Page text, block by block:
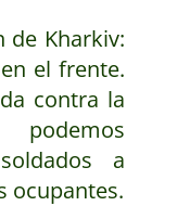
de Kharkiv:
el frente.
contra la
a
ocupantes.